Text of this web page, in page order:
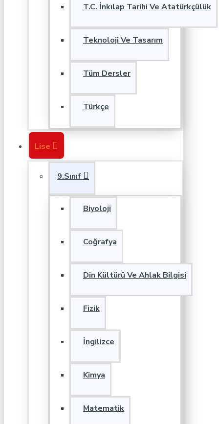
T.C. İnkılap Tarihi Ve Atatürkçülük
Teknoloji Ve Tasarım
Tüm Dersler
Türkçe
Lise
9.Sınıf
Biyoloji
Coğrafya
Din Kültürü Ve Ahlak Bilgisi
Fizik
İngilizce
Kimya
Matematik